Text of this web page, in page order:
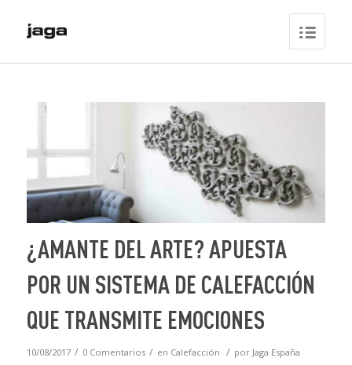
¿AMANTE DEL ARTE? APUESTA
POR UN SISTEMA DE CALEFACCIÓN
QUE TRANSMITE EMOCIONES
10/08/2017 / 0 Comentarios / en Calefacción / por Jaga España